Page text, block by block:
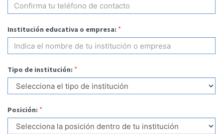
Institución educativa o empresa: *
Tipo de institución: *
Posición: *